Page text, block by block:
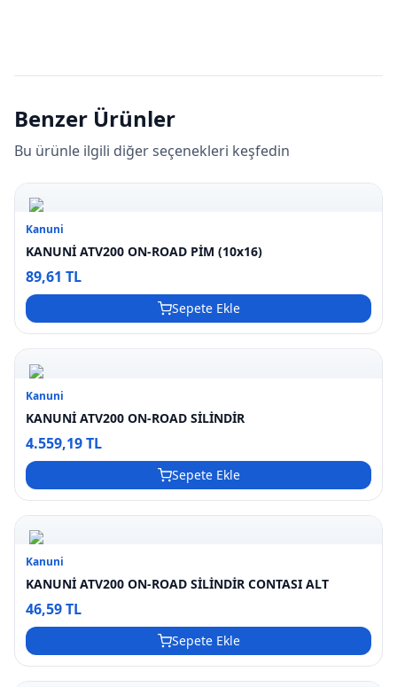
Benzer Ürünler
Bu ürünle ilgili diğer seçenekleri keşfedin
Kanuni
KANUNİ ATV200 ON-ROAD PİM (10x16)
89,61 TL
Sepete Ekle
Kanuni
KANUNİ ATV200 ON-ROAD SİLİNDİR
4.559,19 TL
Sepete Ekle
Kanuni
KANUNİ ATV200 ON-ROAD SİLİNDİR CONTASI ALT
46,59 TL
Sepete Ekle